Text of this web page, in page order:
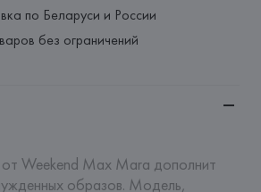
по Беларуси и России
без ограничений
Weekend Max Mara дополнит
образов. Модель,